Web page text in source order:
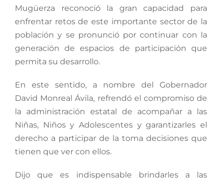
Mugüerza reconoció la gran capacidad para
enfrentar retos de este importante sector de la
población y se pronunció por continuar con la
generación de espacios de participación que
permita su desarrollo.
En este sentido, a nombre del Gobernador
David Monreal Ávila, refrendó el compromiso de
la administración estatal de acompañar a las
Niñas, Niños y Adolescentes y garantizarles el
derecho a participar de la toma decisiones que
tienen que ver con ellos.
Dijo que es indispensable brindarles a las